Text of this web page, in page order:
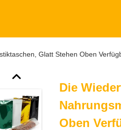
Glatt Stehen Oben
Die
Oben